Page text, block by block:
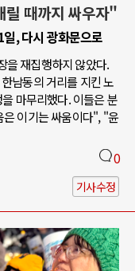
릴 때까지 싸우자"
, 다시 광화문으로
을 재집행하지 않았다.
남동의 거리를 지킨 노
마무리했다. 이들은 분
이기는 싸움이다", "윤
0
기사수정